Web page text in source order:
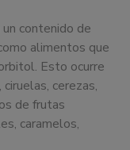
contenido de
alimentos que
Esto ocurre
cerezas,
de frutas
caramelos,